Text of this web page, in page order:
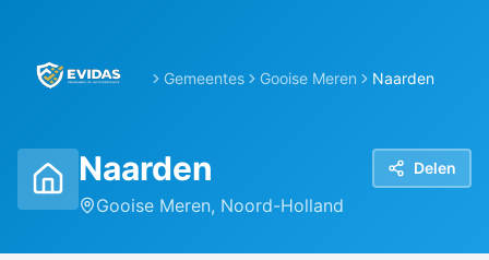
Gemeentes Gooise Meren Naarden
Naarden
Gooise Meren, Noord-Holland
Delen